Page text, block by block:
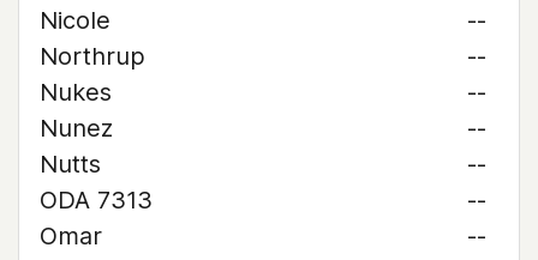
Nicole
--
Northrup
--
Nukes
--
Nunez
--
Nutts
--
ODA 7313
--
Omar
--